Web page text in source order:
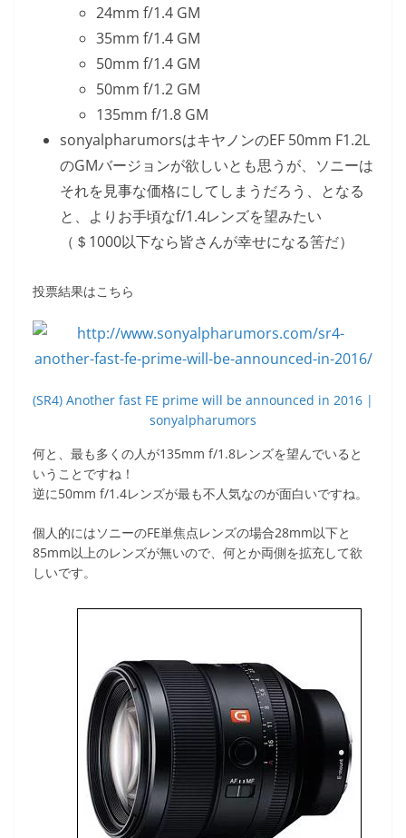
24mm f/1.4 GM
35mm f/1.4 GM
50mm f/1.4 GM
50mm f/1.2 GM
135mm f/1.8 GM
sonyalpharumorsはキヤノンのEF 50mm F1.2L
のGMバージョンが欲しいとも思うが、ソニーは
それを見事な価格にしてしまうだろう、となる
と、よりお手頃なf/1.4レンズを望みたい
（＄1000以下なら皆さんが幸せになる筈だ）
投票結果はこちら
(SR4) Another fast FE prime will be announced in 2016 |
sonyalpharumors
何と、最も多くの人が135mm f/1.8レンズを望んでいると
いうことですね！
逆に50mm f/1.4レンズが最も不人気なのが面白いですね。
個人的にはソニーのFE単焦点レンズの場合28mm以下と
85mm以上のレンズが無いので、何とか両側を拡充して欲
しいです。